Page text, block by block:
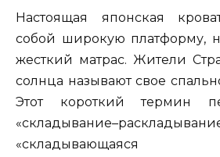
Настоящая японская
собой широкую платформу,
жесткий матрас. Жители
солнца называют свое
Этот короткий термин